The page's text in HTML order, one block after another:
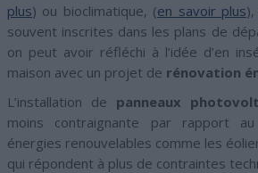
plus) ou bioclimatique, (en savoir plus
souvent inscrites dans les plans de
on peut avoir réfléchi à l’idée d’en
maison avec un projet de rénovation
L’installation de panneaux
moins contraignante par rapport
énergies renouvelables comme les
qui répondent à plus de contraintes